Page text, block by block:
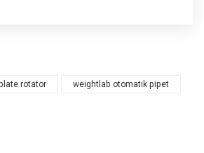
rotator weightlab otomatik pipet